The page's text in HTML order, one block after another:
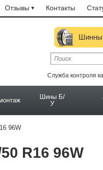
Отзывы Контакты
Служба контроля
Шины Б/
У
96W
R16 96W